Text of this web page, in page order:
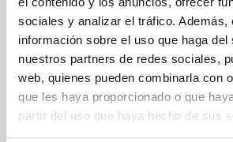
sociales y analizar el tráfico. Además,
información sobre el uso que haga del
nuestros partners de redes sociales,
web, quienes pueden combinarla con
que les haya proporcionado o que
partir del uso que haya hecho de sus
CENTRING PIECE 63X50X16 QT
D=11 LENGTH=63 D1 MAX.=58 HEIGHT=16